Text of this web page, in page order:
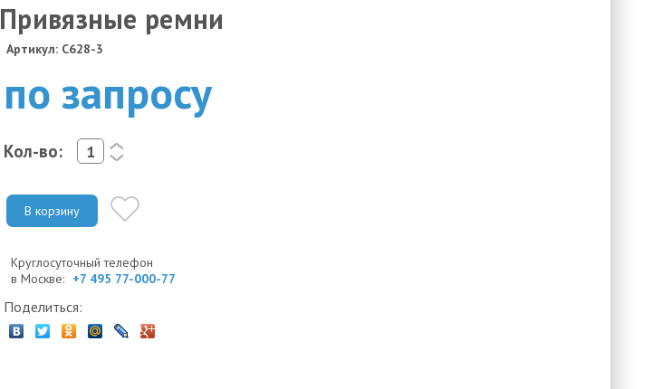
Привязные ремни
Артикул: C628-3
по запросу
Кол-во:
<
>
В корзину
Круглосуточный телефон
в Москве: +7 495 77-000-77
Поделиться: